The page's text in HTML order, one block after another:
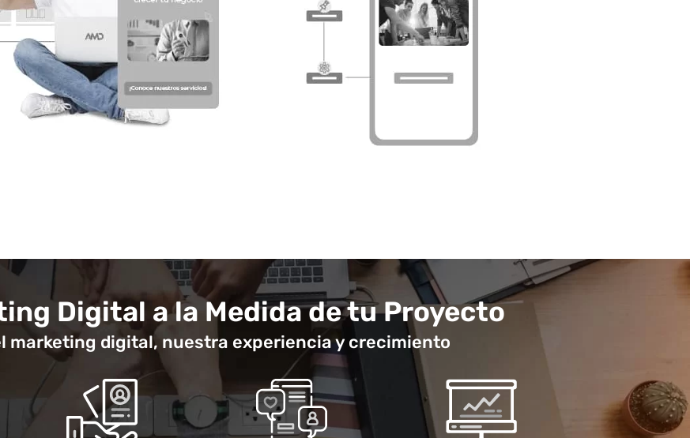
Digital a la Medida de tu Proyecto
marketing digital, nuestra experiencia y crecimiento